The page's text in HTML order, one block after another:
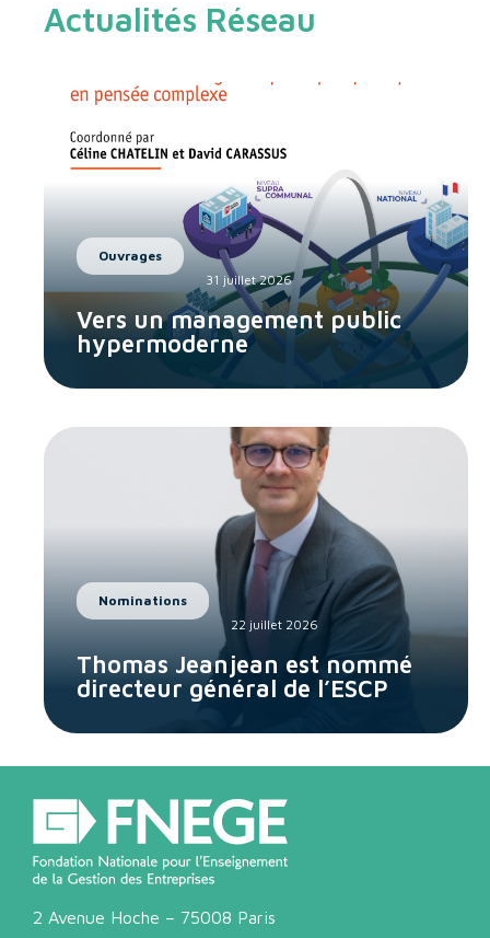
Actualités Réseau
Ouvrages
31 juillet 2026
Vers un management public
hypermoderne
Nominations
22 juillet 2026
Thomas Jeanjean est nommé
directeur général de l’ESCP
2 Avenue Hoche – 75008 Paris